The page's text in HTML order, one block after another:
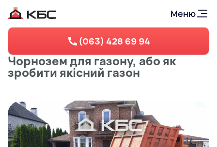
Меню
(063) 428 69 94
Чорнозем для газону, або як
зробити якісний газон